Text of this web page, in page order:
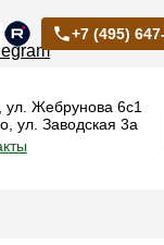
+7 (495)
ул. Жебрунова 6с1
ул. Заводская 3а